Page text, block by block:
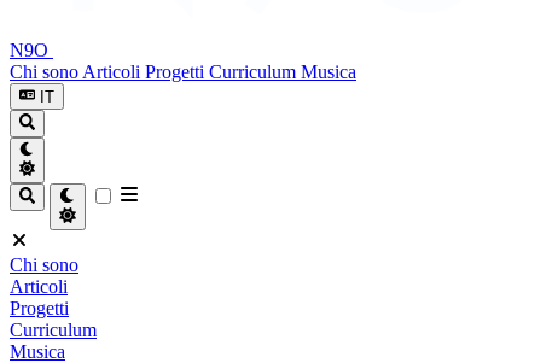
N9O
Chi sono Articoli Progetti Curriculum Musica
IT
Chi sono
Articoli
Progetti
Curriculum
Musica